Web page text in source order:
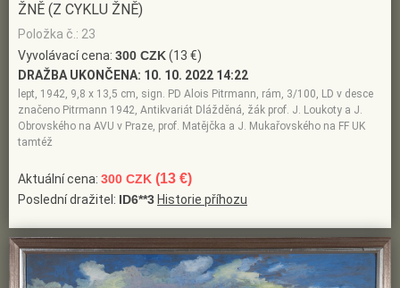
ŽNĚ (Z CYKLU ŽNĚ)
Položka č.: 23
Vyvolávací cena: 300 CZK(13 €)
DRAŽBA UKONČENA: 10. 10. 2022 14:22
lept, 1942, 9,8 x 13,5 cm, sign. PD Alois Pitrmann, rám, 3/100, LD v desce
značeno Pitrmann 1942, Antikvariát Dlážděná, žák prof. J. Loukoty a J.
Obrovského na AVU v Praze, prof. Matějčka a J. Mukařovského na FF UK
tamtéž
Aktuální cena: 300 CZK (13 €)
Poslední dražitel: ID6**3 Historie příhozu